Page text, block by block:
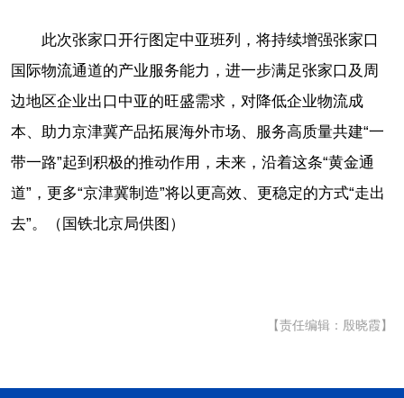
此次张家口开行图定中亚班列，将持续增强张家口
国际物流通道的产业服务能力，进一步满足张家口及周
边地区企业出口中亚的旺盛需求，对降低企业物流成
本、助力京津冀产品拓展海外市场、服务高质量共建“一
带一路”起到积极的推动作用，未来，沿着这条“黄金通
道”，更多“京津冀制造”将以更高效、更稳定的方式“走出
去”。（国铁北京局供图）
【责任编辑：殷晓霞】